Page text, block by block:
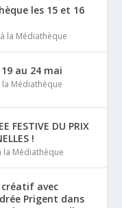
les 15 et 16
la Médiathèque
au 24 mai
la Médiathèque
FESTIVE DU PRIX
!
la Médiathèque
avec
Prigent dans